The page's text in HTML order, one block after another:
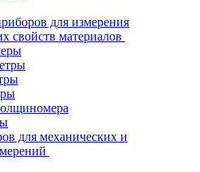
для измерения
свойств материалов
для механических и